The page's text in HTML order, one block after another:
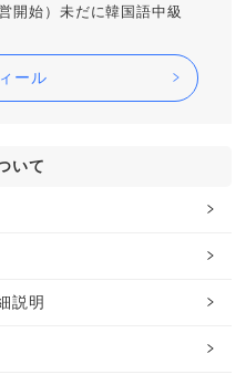
開始）未だに韓国語中級
ール
いて
説明